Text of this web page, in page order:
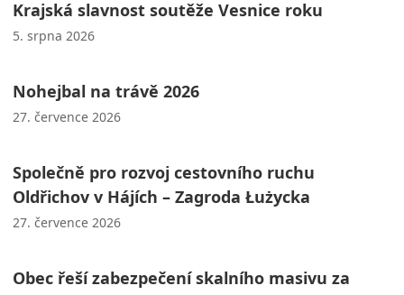
Krajská slavnost soutěže Vesnice roku
5. srpna 2026
Nohejbal na trávě 2026
27. července 2026
Společně pro rozvoj cestovního ruchu
Oldřichov v Hájích – Zagroda Łużycka
27. července 2026
Obec řeší zabezpečení skalního masivu za